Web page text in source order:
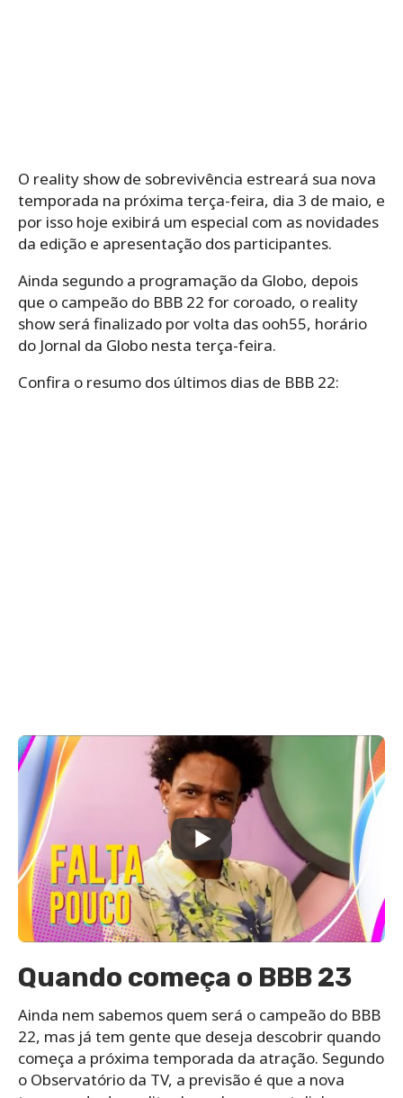
O reality show de sobrevivência estreará sua nova
temporada na próxima terça-feira, dia 3 de maio, e
por isso hoje exibirá um especial com as novidades
da edição e apresentação dos participantes.
Ainda segundo a programação da Globo, depois
que o campeão do BBB 22 for coroado, o reality
show será finalizado por volta das ooh55, horário
do Jornal da Globo nesta terça-feira.
Confira o resumo dos últimos dias de BBB 22:
Quando começa o BBB 23
Ainda nem sabemos quem será o campeão do BBB
22, mas já tem gente que deseja descobrir quando
começa a próxima temporada da atração. Segundo
o Observatório da TV, a previsão é que a nova